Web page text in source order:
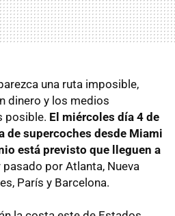
una ruta imposible,
dinero y los medios
posible. El miércoles día 4 de
de supercoches desde Miami
está previsto que lleguen a
por Atlanta, Nueva
París y Barcelona.